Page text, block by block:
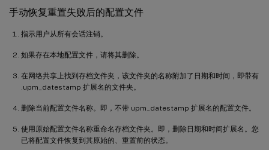
手动恢复重置失败后的配置文件
指示用户从所有会话注销。
如果存在本地配置文件，请将其删除。
在网络共享上找到存档文件夹，该文件夹的名称附加了日期和时间，即带有
.upm_datestamp 扩展名的文件夹。
删除当前配置文件名称。即，不带 upm_datestamp 扩展名的配置文件。
使用原始配置文件名称重命名存档文件夹。即，删除日期和时间扩展名。您
已将配置文件恢复到其原始的、重置前的状态。